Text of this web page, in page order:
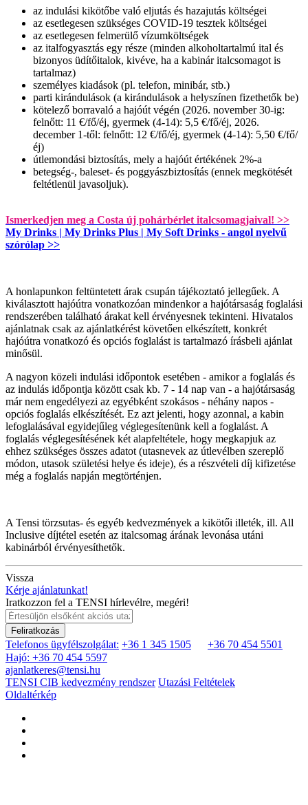
az indulási kikötőbe való eljutás és hazajutás költségei
az esetlegesen szükséges COVID-19 tesztek költségei
az esetlegesen felmerülő vízumköltségek
az italfogyasztás egy része (minden alkoholtartalmú ital és
bizonyos üdítőitalok, kivéve, ha a kabinár italcsomagot is
tartalmaz)
személyes kiadások (pl. telefon, minibár, stb.)
parti kirándulások (a kirándulások a helyszínen fizethetők be)
kötelező borravaló a hajóút végén (2026. november 30-ig:
felnőtt: 11 €/fő/éj, gyermek (4-14): 5,5 €/fő/éj, 2026.
december 1-től: felnőtt: 12 €/fő/éj, gyermek (4-14): 5,50 €/fő/
éj)
útlemondási biztosítás, mely a hajóút értékének 2%-a
betegség-, baleset- és poggyászbiztosítás (ennek megkötését
feltétlenül javasoljuk).
Ismerkedjen meg a Costa új pohárbérlet italcsomagjaival! >>
My Drinks | My Drinks Plus | My Soft Drinks - angol nyelvű
szórólap >>
A honlapunkon feltüntetett árak csupán tájékoztató jellegűek. A
kiválasztott hajóútra vonatkozóan mindenkor a hajótársaság foglalási
rendszerében található árakat kell érvényesnek tekinteni. Hivatalos
ajánlatnak csak az ajánlatkérést követően elkészített, konkrét
hajóútra vonatkozó és opciós foglalást is tartalmazó írásbeli ajánlat
minősül.
A nagyon közeli indulási időpontok esetében - amikor a foglalás és
az indulás időpontja között csak kb. 7 - 14 nap van - a hajótársaság
már nem engedélyezi az egyébként szokásos - néhány napos -
opciós foglalás elkészítését. Ez azt jelenti, hogy azonnal, a kabin
lefoglalásával egyidejűleg véglegesítenünk kell a foglalást. A
foglalás véglegesítésének két alapfeltétele, hogy megkapjuk az
ehhez szükséges összes adatot (utasnevek az útlevélben szereplő
módon, utasok születési helye és ideje), és a részvételi díj kifizetése
még a foglalás napján megtörténjen.
A Tensi törzsutas- és egyéb kedvezmények a kikötői illeték, ill. All
Inclusive díjtétel esetén az italcsomag árának levonása utáni
kabinárból érvényesíthetők.
Vissza
Kérje ajánlatunkat!
Iratkozzon fel a TENSI hírlevélre, megéri!
Feliratkozás
Telefonos ügyfélszolgálat: +36 1 345 1505
+36 70 454 5501
Hajó: +36 70 454 5597
ajanlatkeres@tensi.hu
TENSI CIB kedvezmény rendszer Utazási Feltételek
Oldaltérkép